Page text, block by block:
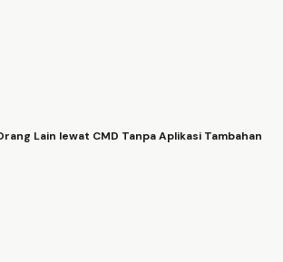
Lain lewat CMD Tanpa Aplikasi Tambahan